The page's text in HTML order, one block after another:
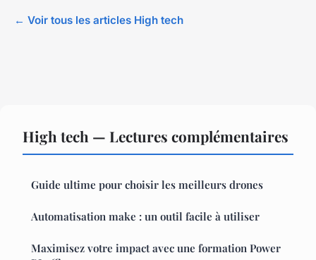
← Voir tous les articles High tech
High tech — Lectures complémentaires
Guide ultime pour choisir les meilleurs drones
Automatisation make : un outil facile à utiliser
Maximisez votre impact avec une formation Power